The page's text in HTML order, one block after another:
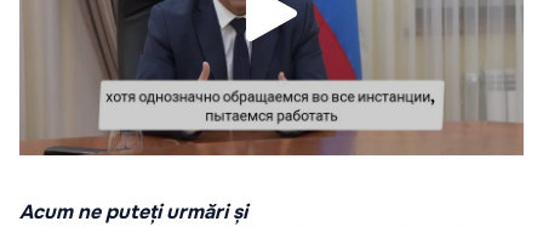
Acum ne puteți urmări și